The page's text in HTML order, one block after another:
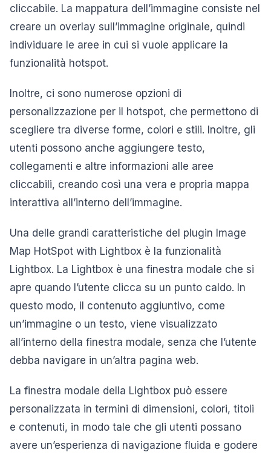
cliccabile. La mappatura dell’immagine consiste nel
creare un overlay sull’immagine originale, quindi
individuare le aree in cui si vuole applicare la
funzionalità hotspot.
Inoltre, ci sono numerose opzioni di
personalizzazione per il hotspot, che permettono di
scegliere tra diverse forme, colori e stili. Inoltre, gli
utenti possono anche aggiungere testo,
collegamenti e altre informazioni alle aree
cliccabili, creando così una vera e propria mappa
interattiva all’interno dell’immagine.
Una delle grandi caratteristiche del plugin Image
Map HotSpot with Lightbox è la funzionalità
Lightbox. La Lightbox è una finestra modale che si
apre quando l’utente clicca su un punto caldo. In
questo modo, il contenuto aggiuntivo, come
un’immagine o un testo, viene visualizzato
all’interno della finestra modale, senza che l’utente
debba navigare in un’altra pagina web.
La finestra modale della Lightbox può essere
personalizzata in termini di dimensioni, colori, titoli
e contenuti, in modo tale che gli utenti possano
avere un’esperienza di navigazione fluida e godere